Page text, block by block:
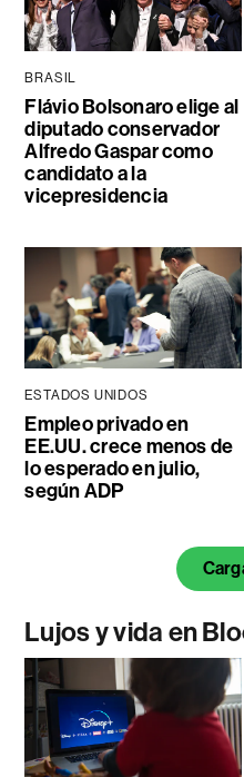
BRASIL
Flávio Bolsonaro elige al
diputado conservador
Alfredo Gaspar como
candidato a la
vicepresidencia
ESTADOS UNIDOS
Empleo privado en
EE.UU. crece menos de
lo esperado en julio,
según ADP
Lujos y vida en